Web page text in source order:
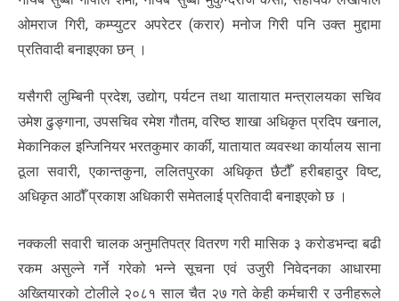
ओमराज गिरी, कम्प्युटर अपरेटर (करार) मनोज गिरी पनि उक्त मुद्दामा
प्रतिवादी बनाइएका छन् ।
यसैगरी लुम्बिनी प्रदेश, उद्योग, पर्यटन तथा यातायात मन्त्रालयका सचिव
उमेश ढुङ्गाना, उपसचिव रमेश गौतम, वरिष्ठ शाखा अधिकृत प्रदिप खनाल,
मेकानिकल इन्जिनियर भरतकुमार कार्की, यातायात व्यवस्था कार्यालय साना
ठूला सवारी, एकान्तकुना, ललितपुरका अधिकृत छैटौँ हरीबहादुर विष्ट,
अधिकृत आठौँ प्रकाश अधिकारी समेतलाई प्रतिवादी बनाइएको छ ।
नक्कली सवारी चालक अनुमतिपत्र वितरण गरी मासिक ३ करोडभन्दा बढी
रकम असुल्ने गर्ने गरेको भन्ने सूचना एवं उजुरी निवेदनका आधारमा
अख्तियारको टोलीले २०८१ साल चैत २७ गते केही कर्मचारी र उनीहरूले